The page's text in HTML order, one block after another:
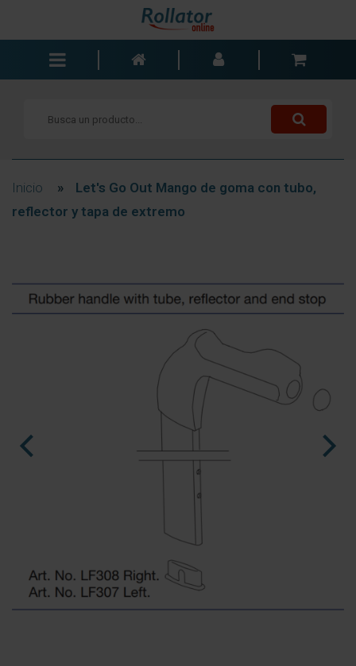
Sillas de ruedas
Carros de la compra
Componentes
Blogs
Inicio »
Let's Go Out Mango de goma con tubo,
reflector y tapa de extremo